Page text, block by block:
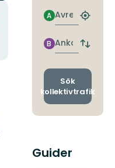
Avresa
A
Hitta
Ankomst
B
Byt
och
Sök
kollektivtrafik
Guider